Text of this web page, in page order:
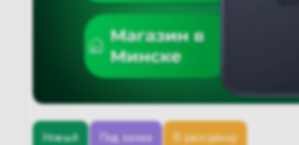
Новый Под заказ В рассрочку